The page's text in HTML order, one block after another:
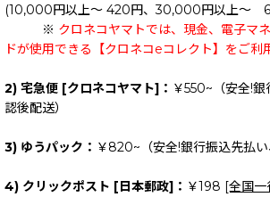
(10,000円以上～ 420円、30,000円以上～
※ クロネコヤマトでは、現金、電子マ
ドが使用できる【クロネコeコレクト】をご利
2) 宅急便 [クロネコヤマト]： ￥550~（安全!
認後配送）
3) ゆうパック： ￥820~（安全!銀行振込先払い
4) クリックポスト [日本郵政]： ￥198 [全国一